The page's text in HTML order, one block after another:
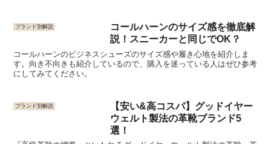
ブランド別解説
コールハーンのサイズ感を徹底解
説！スニーカーと同じでOK？
コールハーンのビジネスシューズのサイズ感や履き心地を紹介しま
す。向き不向きも紹介しているので、購入を迷っている人はぜひ参考
にしてみてください。
ブランド別解説
【安い&高コスパ】グッドイヤー
ウェルト製法の革靴ブランド5
選！